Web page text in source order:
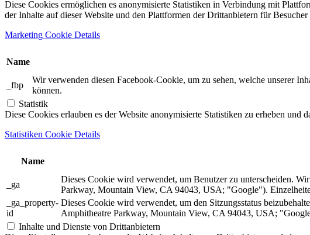
Diese Cookies ermöglichen es anonymisierte Statistiken in Verbindung mit
der Inhalte auf dieser Website und den Plattformen der Drittanbietern für Besucher
Marketing Cookie Details
Name
_fbp
Wir verwenden diesen Facebook-Cookie, um zu sehen, welche unserer
können.
Statistik
Diese Cookies erlauben es der Website anonymisierte Statistiken zu erheben
Statistiken Cookie Details
Name
_ga
Dieses Cookie wird verwendet, um Benutzer zu unterscheiden.
Parkway, Mountain View, CA 94043, USA; "Google").
_ga_property-
id
Dieses Cookie wird verwendet, um den Sitzungsstatus
Amphitheatre Parkway, Mountain View, CA 94043, USA;
Inhalte und Dienste von Drittanbietern